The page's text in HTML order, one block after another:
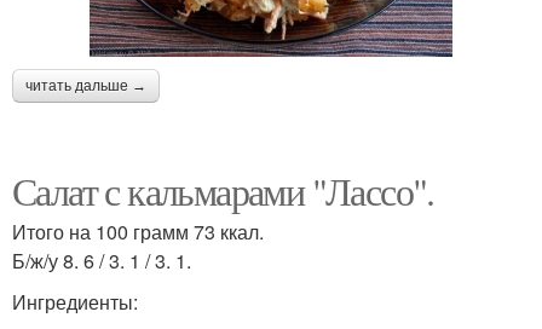
читать дальше →
Салат с кальмарами "Лассо".
Итого на 100 грамм 73 ккал.
Б/ж/у 8. 6 / 3. 1 / 3. 1.
Ингредиенты: